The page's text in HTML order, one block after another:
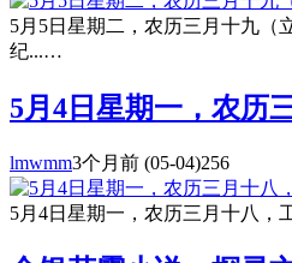
5月5日星期二，农历三月十九（
纪...…
5月4日星期一，农历
lmwmm3个月前 (05-04)256
5月4日星期一，农历三月十八，